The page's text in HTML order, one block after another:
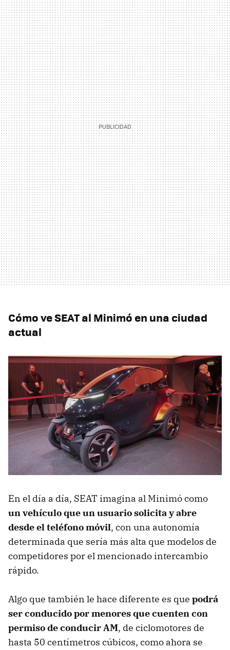
Cómo ve SEAT al Minimó en una ciudad
actual
En el día a día, SEAT imagina al Minimó como
un vehículo que un usuario solicita y abre
desde el teléfono móvil, con una autonomía
determinada que sería más alta que modelos de
competidores por el mencionado intercambio
rápido.
Algo que también le hace diferente es que podrá
ser conducido por menores que cuenten con
permiso de conducir AM, de ciclomotores de
hasta 50 centímetros cúbicos, como ahora se